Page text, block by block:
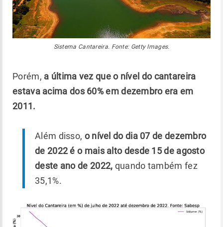
Sistema Cantareira. Fonte: Getty Images.
Porém, a última vez que o nível do cantareira
estava acima dos 60% em dezembro era em
2011.
Além disso, o nível do dia 07 de dezembro
de 2022 é o mais alto desde 15 de agosto
deste ano de 2022, quando também fez
35,1%.